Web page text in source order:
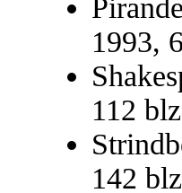
1993,
112
142